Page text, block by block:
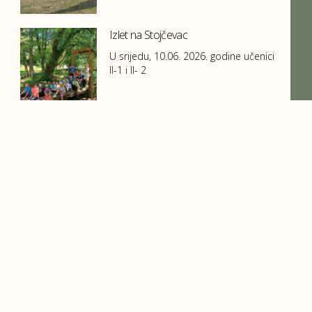
Izlet na Stojčevac
U srijedu, 10.06. 2026. godine učenici
II-1 i II- 2